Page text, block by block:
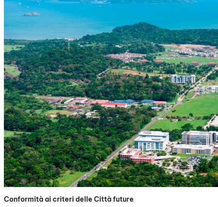
Conformità ai criteri delle Città future